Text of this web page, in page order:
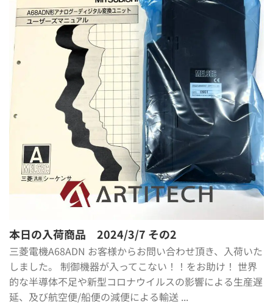
本日の入荷商品 2024/3/7 その2
三菱電機A68ADN お客様からお問い合わせ頂き、入荷いた
しました。 制御機器が入ってこない！！をお助け！ 世界
的な半導体不足や新型コロナウイルスの影響による生産遅
延、及び航空便/船便の減便による輸送 ...